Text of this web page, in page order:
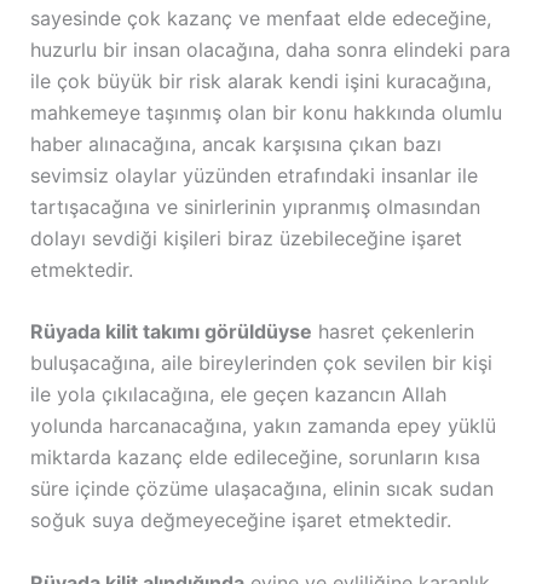
sayesinde çok kazanç ve menfaat elde edeceğine,
huzurlu bir insan olacağına, daha sonra elindeki para
ile çok büyük bir risk alarak kendi işini kuracağına,
mahkemeye taşınmış olan bir konu hakkında olumlu
haber alınacağına, ancak karşısına çıkan bazı
sevimsiz olaylar yüzünden etrafındaki insanlar ile
tartışacağına ve sinirlerinin yıpranmış olmasından
dolayı sevdiği kişileri biraz üzebileceğine işaret
etmektedir.
Rüyada kilit takımı görüldüyse hasret çekenlerin
buluşacağına, aile bireylerinden çok sevilen bir kişi
ile yola çıkılacağına, ele geçen kazancın Allah
yolunda harcanacağına, yakın zamanda epey yüklü
miktarda kazanç elde edileceğine, sorunların kısa
süre içinde çözüme ulaşacağına, elinin sıcak sudan
soğuk suya değmeyeceğine işaret etmektedir.